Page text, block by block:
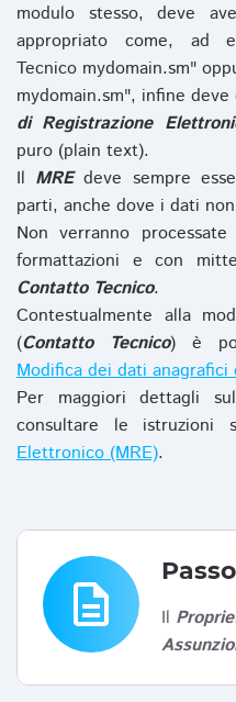
modulo stesso, deve
appropriato come, ad
Tecnico mydomain.sm"
mydomain.sm", infine
di Registrazione
puro (plain text).
Il MREdeve sempre
parti, anche dove i dati
Non verranno
formattazioni e con
Contatto Tecnico.
Contestualmente alla
(Contatto Tecnico) è
Modifica dei dati
Per maggiori dettagli
consultare le istruzioni
Elettronico (MRE).
description
Passo
Il